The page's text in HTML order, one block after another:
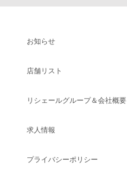
お知らせ
店舗リスト
リシェールグループ＆会社概要
求人情報
プライバシーポリシー